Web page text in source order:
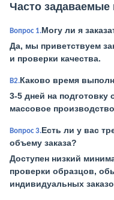
Часто
Вопрос 1.Могу ли я
Да, мы приветствуем
и проверки качества.
В2.Каково время
3-5 дней на подготовку
массовое
Вопрос 3.Есть ли у вас
объему заказа?
Доступен низкий
проверки образцов,
индивидуальных